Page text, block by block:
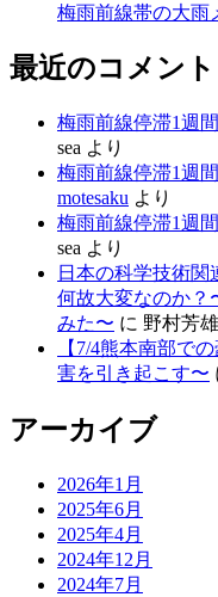
梅雨前線帯の大雨
最近のコメント
梅雨前線停滞1週
sea より
梅雨前線停滞1週
motesaku より
梅雨前線停滞1週
sea より
日本の科学技術
何故大変なのか？
みた〜 に 野村芳雄
【7/4熊本南部で
害を引き起こす〜
アーカイブ
2026年1月
2025年6月
2025年4月
2024年12月
2024年7月